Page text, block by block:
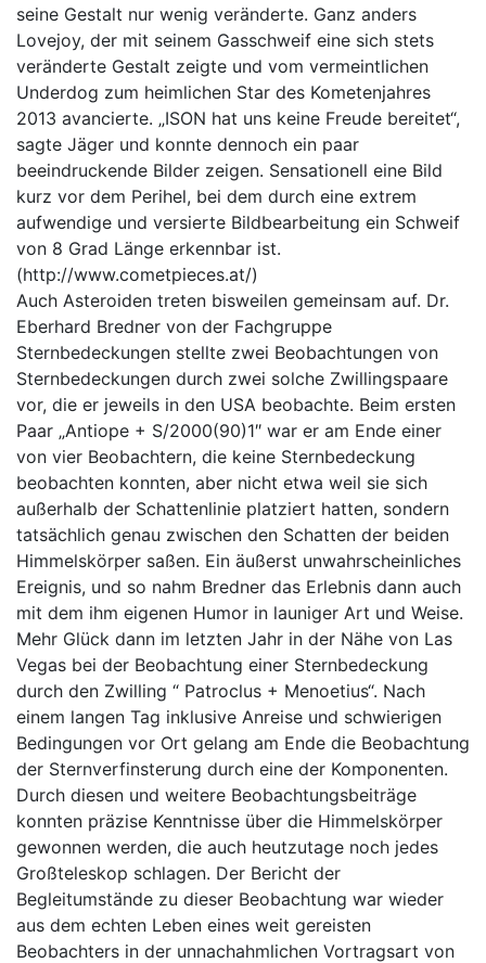
seine Gestalt nur wenig veränderte. Ganz anders
Lovejoy, der mit seinem Gasschweif eine sich stets
veränderte Gestalt zeigte und vom vermeintlichen
Underdog zum heimlichen Star des Kometenjahres
2013 avancierte. „ISON hat uns keine Freude bereitet“,
sagte Jäger und konnte dennoch ein paar
beeindruckende Bilder zeigen. Sensationell eine Bild
kurz vor dem Perihel, bei dem durch eine extrem
aufwendige und versierte Bildbearbeitung ein Schweif
von 8 Grad Länge erkennbar ist.
(http://www.cometpieces.at/)
Auch Asteroiden treten bisweilen gemeinsam auf. Dr.
Eberhard Bredner von der Fachgruppe
Sternbedeckungen stellte zwei Beobachtungen von
Sternbedeckungen durch zwei solche Zwillingspaare
vor, die er jeweils in den USA beobachte. Beim ersten
Paar „Antiope + S/2000(90)1″ war er am Ende einer
von vier Beobachtern, die keine Sternbedeckung
beobachten konnten, aber nicht etwa weil sie sich
außerhalb der Schattenlinie platziert hatten, sondern
tatsächlich genau zwischen den Schatten der beiden
Himmelskörper saßen. Ein äußerst unwahrscheinliches
Ereignis, und so nahm Bredner das Erlebnis dann auch
mit dem ihm eigenen Humor in launiger Art und Weise.
Mehr Glück dann im letzten Jahr in der Nähe von Las
Vegas bei der Beobachtung einer Sternbedeckung
durch den Zwilling “ Patroclus + Menoetius“. Nach
einem langen Tag inklusive Anreise und schwierigen
Bedingungen vor Ort gelang am Ende die Beobachtung
der Sternverfinsterung durch eine der Komponenten.
Durch diesen und weitere Beobachtungsbeiträge
konnten präzise Kenntnisse über die Himmelskörper
gewonnen werden, die auch heutzutage noch jedes
Großteleskop schlagen. Der Bericht der
Begleitumstände zu dieser Beobachtung war wieder
aus dem echten Leben eines weit gereisten
Beobachters in der unnachahmlichen Vortragsart von